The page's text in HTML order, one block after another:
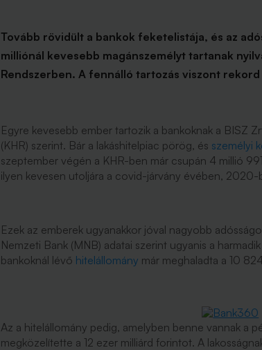
Tovább rövidült a bankok feketelistája, és az
milliónál kevesebb magánszemélyt tartanak
Rendszerben. A fennálló tartozás viszont rekord
Egyre kevesebb ember tartozik a bankoknak a BISZ
(KHR) szerint. Bár a lakáshitelpiac pörög, és személyi
szeptember végén a KHR-ben már csupán 4 millió
ilyen kevesen utoljára a covid-járvány évében, 2020-
Ezek az emberek ugyanakkor jóval nagyobb
Nemzeti Bank (MNB) adatai szerint ugyanis a
bankoknál lévő hitelállomány már meghaladta a 10
Az a hitelállomány pedig, amelyben benne vannak a
megközelítette a 12 ezer milliárd forintot. A